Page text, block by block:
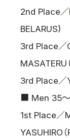
2nd Place／
BELARUS)
3rd Place／
MASATERU
3rd Place／
■ Men 35
1st Place／
YASUHIRO